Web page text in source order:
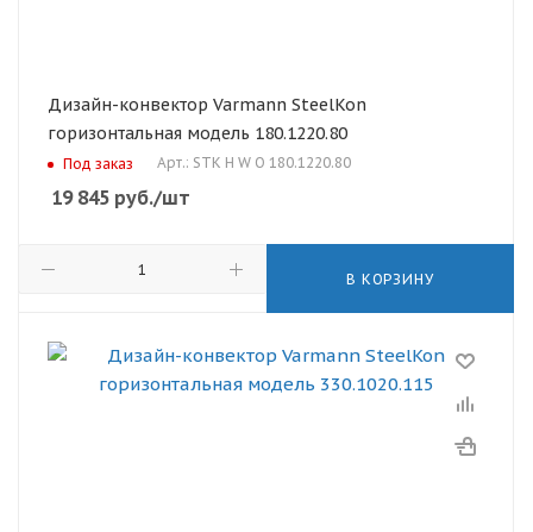
Дизайн-конвектор Varmann SteelKon
горизонтальная модель 180.1220.80
Под заказ Арт.: STK H W O 180.1220.80
19 845 руб./шт
В КОРЗИНУ